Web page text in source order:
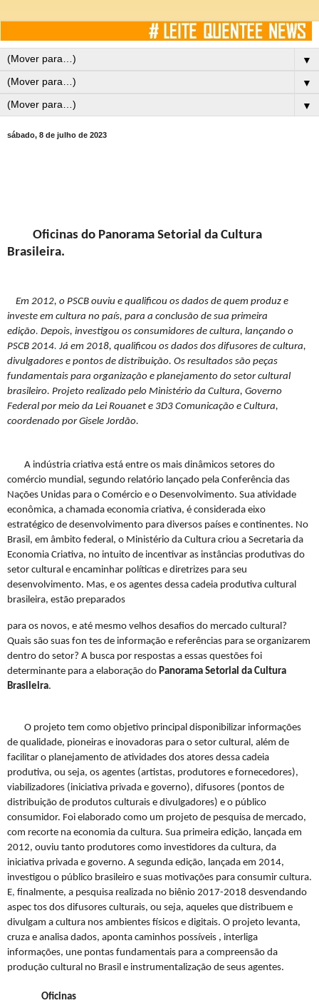
▼
▼
▼
sábado, 8 de julho de 2023
Oficinas do Panorama Setorial da Cultura
Brasileira.
Em 2012, o PSCB ouviu e qualificou os dados de quem produz e
investe em cultura no país, para a conclusão de sua primeira
edição. Depois, investigou os consumidores de cultura, lançando o
PSCB 2014. Já em 2018, qualificou os dados dos difusores de cultura,
divulgadores e pontos de distribuição. Os resultados são peças
fundamentais para organização e planejamento do setor cultural
brasileiro. Projeto realizado pelo Ministério da Cultura, Governo
Federal por meio da Lei Rouanet e 3D3 Comunicação e Cultura,
coordenado por Gisele Jordão.
A indústria criativa está entre os mais dinâmicos setores do
comércio mundial, segundo relatório lançado pela Conferência das
Nações Unidas para o Comércio e o Desenvolvimento. Sua atividade
econômica, a chamada economia criativa, é considerada eixo
estratégico de desenvolvimento para diversos países e continentes. No
Brasil, em âmbito federal, o Ministério da Cultura criou a Secretaria da
Economia Criativa, no intuito de incentivar as instâncias produtivas do
setor cultural e encaminhar políticas e diretrizes para seu
desenvolvimento. Mas, e os agentes dessa cadeia produtiva cultural
brasileira, estão preparados
para os novos, e até mesmo velhos desafios do mercado cultural?
Quais são suas fon tes de informação e referências para se organizarem
dentro do setor? A busca por respostas a essas questões foi
determinante para a elaboração do Panorama Setorial da Cultura
Brasileira.
O projeto tem como objetivo principal disponibilizar informações
de qualidade, pioneiras e inovadoras para o setor cultural, além de
facilitar o planejamento de atividades dos atores dessa cadeia
produtiva, ou seja, os agentes (artistas, produtores e fornecedores),
viabilizadores (iniciativa privada e governo), difusores (pontos de
distribuição de produtos culturais e divulgadores) e o público
consumidor. Foi elaborado como um projeto de pesquisa de mercado,
com recorte na economia da cultura. Sua primeira edição, lançada em
2012, ouviu tanto produtores como investidores da cultura, da
iniciativa privada e governo. A segunda edição, lançada em 2014,
investigou o público brasileiro e suas motivações para consumir cultura.
E, finalmente, a pesquisa realizada no biênio 2017-2018 desvendando
aspec tos dos difusores culturais, ou seja, aqueles que distribuem e
divulgam a cultura nos ambientes físicos e digitais. O projeto levanta,
cruza e analisa dados, aponta caminhos possíveis , interliga
informações, une pontas fundamentais para a compreensão da
produção cultural no Brasil e instrumentalização de seus agentes.
Oficinas